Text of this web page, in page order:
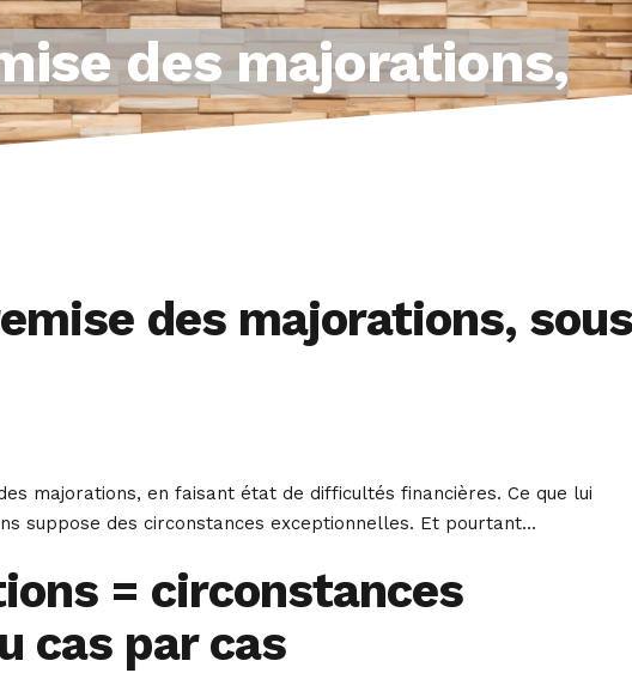
des majorations,
des majorations, sous
majorations, en faisant état de difficultés financières. Ce que lui
suppose des circonstances exceptionnelles. Et pourtant…
= circonstances
cas par cas